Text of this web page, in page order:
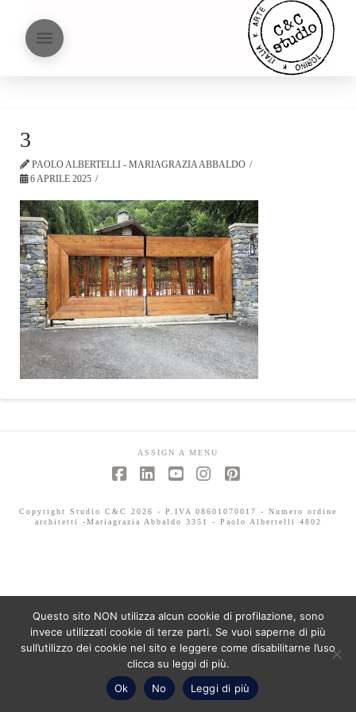
3
PAOLO ALBERTELLI - MARIAGRAZIA ABBALDO
6 APRILE 2025
ASSIGN A MENU
Copyright Studio C&C 2026 - P.IVA 08601070017 - Numero ordine
architetti -Mariagrazia Abbaldo 3351 - Paolo Albertelli 4802
Questo sito NON utilizza alcun cookie di profilazione, sono
invece utilizzati cookie di terze parti. Se vuoi saperne di più
sull’utilizzo dei cookie nel sito e leggere come disabilitarne l’uso
clicca su leggi di più.
Ok
No Leggi di più